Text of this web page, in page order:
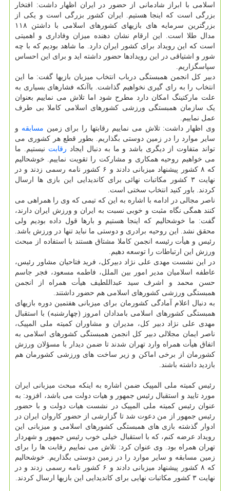
اسلامی با ابراز شادمانی از حضور در ایران اظهار داشت: افتخار
بزرگی است که اینجا هستیم. ایران کشور بزرگی است و یکی از
بزرگترین سرمایه های بازیهای کشورهای اسلامی با داشتن ۱۱۸
مدال طلا است. این ارقام نشان دهنده میزان وفاداری و اهمیتی
است که این رویداد برای کشور ایران دارد. ما شاهد بودیم که با چه
شور و اشتیاقی در این رویدادها حضور داشته اید و برای این احساس
سپاسگزاریم.
دبیر کل انجمن همبستگی درباب انتخاب میزبان بازیها گفت: ما این
انتخاب را به رای گیری نخواهیم گذاشت. باآنکه فشارهای بسیاری به
علت مارکتینگ امکان دارد مطرح شود اما تلاش می نماییم بعنوان
یک سازمان همبستگی ورزشی کشورهای اسلامی کاملا بی طرف
عمل نماییم.
وی اظهار داشت: تلاش می نماییم رقابتها را برای زمین مسابقه و
سایر موارد را در زمین دوستی بگذاریم. بطور قطع هر کشوری می
تواند متفاوت از دیگری باشد و ما به دنبال ایجاد رقابت نیستیم. ما
می خواهیم روحیه همکاری و مشارکت را تقویت نماییم. خوشحالیم
که ۸ کشور پیشنهاد میزبانی دادند و ۶ کشور نامه رسمی زدند و در
نهایت ۳ کشور مکاتبات نهائی برای کاندیدایی این بازی ها ارسال
کردند. باور کنید انتخاب سختی است.
ناصر مجالی در ادامه با اشاره به این که تیمی که وی را همراهی می
کنند همگی نگاه مثبت و خوبی نسبت به ایران و ورزش ایران دارند،
گفت: ما خوشحالیم که اینجا هستیم و بارها قول داده بودیم ولی
محقق نشد. این روحیه برادری و دوستی ما نباید تنها در ورزش باشد.
رئیس و هیأت رئیسه انجمن کاملا مشتاق هستند با استفاده از مبحث
ورزش این ارتباطات را توسعه دهیم.
در این نشست مهدی علی نژاد دبیرکل، فرید فتاحیان مشاور رئیس،
عاطفه اسلامیان مدیر امور بین الملل، فاطمه مسعود، فجر جاسم
حسن محمد و اشرف سید عبداللطیف هیأت همراه از انجمن
همبستگی ورزشی کشورهای اسلامی هم حضور داشتند.
به دنبال اعلام آمادگی کشورمان برای میزبانی هفتمین دوره بازیهای
همبستگی کشورهای اسلامی بامدادان امروز (چهارشنبه) با استقبال
مهدی علی نژاد دبیر کل، مدیران و مشاوران کمیته ملی المپیک،
ناصر ایمان مجلالی دبیر کل انجمن همبستگی کشورهای اسلامی به
اتفاق هیأت همراه وارد تهران شدند تا ضمن دیدار با مسؤلان ورزش
کشورمان از برخی اماکن و زیر ساخت های ورزشی کشورمان هم
بازدید داشته باشند.
رئیس کمیته ملی المپیک ضمن اشاره به اینکه مبحث میزبانی ایران
مورد تایید و استقبال رئیس جمهور و هیات دولت می باشد، افزود: به
عنوان رئیس کمیته ملی المپیک در نشست هیات دولت و با حضور
رئیس جمهور از من دعوت شد تا گزارشی از حضور کاروان ایران در
ادوار گذشته بازی های همبستگی کشورهای اسلامی و میزبانی این
رویداد عرضه کنم، که با استقبال خیلی خوب رئیس جمهور و شهردار
تهران همراه بود. وی عنوان کرد: تلاش می نماییم رقابت ها را برای
زمین مسابقه و سایر موارد را در زمین دوستی بگذاریم. خوشحالیم
که ۸ کشور پیشنهاد میزبانی دادند و ۶ کشور نامه رسمی زدند و در
نهایت ۳ کشور مکاتبات نهایی برای کاندیدایی این بازیها ارسال کردند.